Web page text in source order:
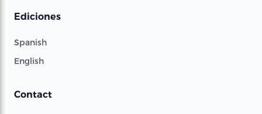
Ediciones
Spanish
English
Contact